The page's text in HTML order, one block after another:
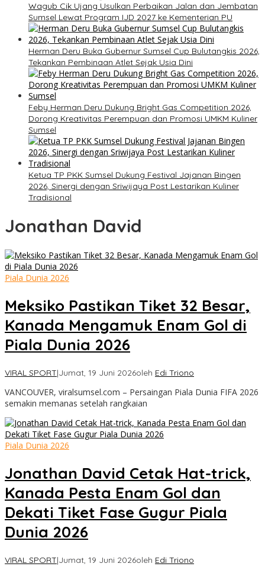
Wagub Cik Ujang Usulkan Perbaikan Jalan dan Jembatan
Sumsel Lewat Program IJD 2027 ke Kementerian PU
Herman Deru Buka Gubernur Sumsel Cup Bulutangkis 2026,
Tekankan Pembinaan Atlet Sejak Usia Dini
Feby Herman Deru Dukung Bright Gas Competition 2026,
Dorong Kreativitas Perempuan dan Promosi UMKM Kuliner
Sumsel
Ketua TP PKK Sumsel Dukung Festival Jajanan Bingen
2026, Sinergi dengan Sriwijaya Post Lestarikan Kuliner
Tradisional
Jonathan David
Piala Dunia 2026
Meksiko Pastikan Tiket 32 Besar,
Kanada Mengamuk Enam Gol di
Piala Dunia 2026
VIRAL SPORT|Jumat, 19 Juni 2026oleh Edi Triono
VANCOUVER, viralsumsel.com – Persaingan Piala Dunia FIFA 2026
semakin memanas setelah rangkaian
Piala Dunia 2026
Jonathan David Cetak Hat-trick,
Kanada Pesta Enam Gol dan
Dekati Tiket Fase Gugur Piala
Dunia 2026
VIRAL SPORT|Jumat, 19 Juni 2026oleh Edi Triono